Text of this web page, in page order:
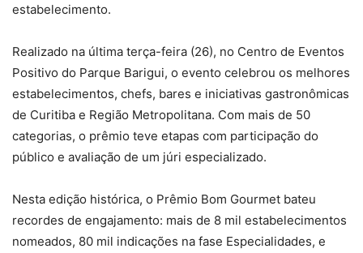
estabelecimento.
Realizado na última terça-feira (26), no Centro de Eventos
Positivo do Parque Barigui, o evento celebrou os melhores
estabelecimentos, chefs, bares e iniciativas gastronômicas
de Curitiba e Região Metropolitana. Com mais de 50
categorias, o prêmio teve etapas com participação do
público e avaliação de um júri especializado.
Nesta edição histórica, o Prêmio Bom Gourmet bateu
recordes de engajamento: mais de 8 mil estabelecimentos
nomeados, 80 mil indicações na fase Especialidades, e